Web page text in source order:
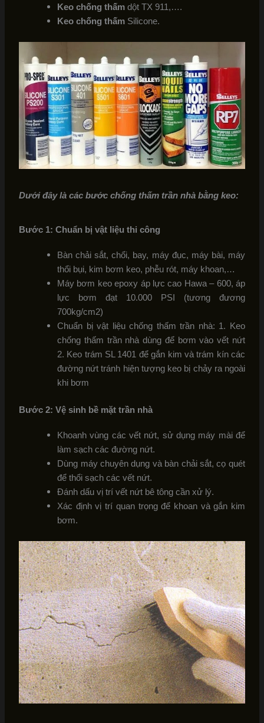
Keo chống thấm dột TX 911,….
Keo chống thấm Silicone.
Dưới đây là các bước chống thấm trần nhà bằng keo:
Bước 1: Chuẩn bị vật liệu thi công
Bàn chải sắt, chổi, bay, máy đục, máy bài, máy
thổi bụi, kim bơm keo, phễu rót, máy khoan,…
Máy bơm keo epoxy áp lực cao Hawa – 600, áp
lực bơm đạt 10.000 PSI (tương đương
700kg/cm2)
Chuẩn bị vật liệu chống thấm trần nhà: 1. Keo
chống thấm trần nhà dùng để bơm vào vết nứt
2. Keo trám SL 1401 để gắn kim và trám kín các
đường nứt tránh hiện tượng keo bị chảy ra ngoài
khi bơm
Bước 2: Vệ sinh bề mặt trần nhà
Khoanh vùng các vết nứt, sử dụng máy mài để
làm sạch các đường nứt.
Dùng máy chuyên dụng và bàn chải sắt, cọ quét
để thổi sạch các vết nứt.
Đánh dấu vị trí vết nứt bê tông cần xử lý.
Xác định vị trí quan trọng để khoan và gắn kim
bơm.